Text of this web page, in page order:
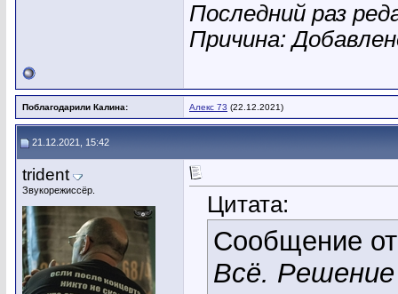
Последний раз
Причина:
Поблагодарили Калина: Алекс 73 (22.12.2021)
21.12.2021, 15:42
trident
Звукорежиссёр.
Цитата:
Сообщение
Всё.